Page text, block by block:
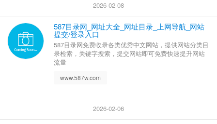
2026-02-08
587目录网_网址大全_网址目录_上网导航_网站
提交/登录入口
587目录网免费收录各类优秀中文网站，提供网站分类目
录检索，关键字搜索，提交网站即可免费快速提升网站
流量
www.587w.com
2026-02-06